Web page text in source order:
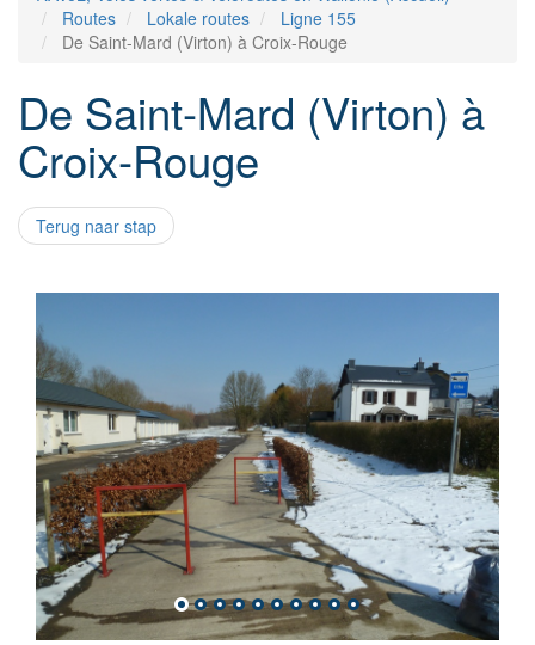
Routes
Lokale routes
Ligne 155
De Saint-Mard (Virton) à Croix-Rouge
De Saint-Mard (Virton) à
Croix-Rouge
Terug naar stap